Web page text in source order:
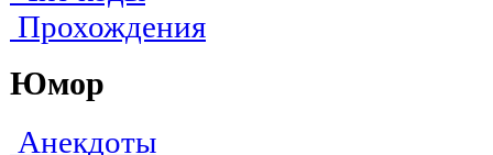
Прохождения
Юмор
Анекдоты